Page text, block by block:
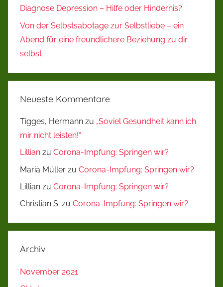
Diagnose Depression – Hilfe oder Hindernis?
Von der Selbstsabotage zur Selbstliebe – ein
Abend für eine freundlichere Beziehung zu dir
selbst
Neueste Kommentare
Tigges, Hermann zu „Soviel Gesundheit kann ich
mir nicht leisten!“
Lillian zu Corona-Impfung: Springen wir?
Maria Müller zu Corona-Impfung: Springen wir?
Lillian zu Corona-Impfung: Springen wir?
Christian S. zu Corona-Impfung: Springen wir?
Archiv
November 2021